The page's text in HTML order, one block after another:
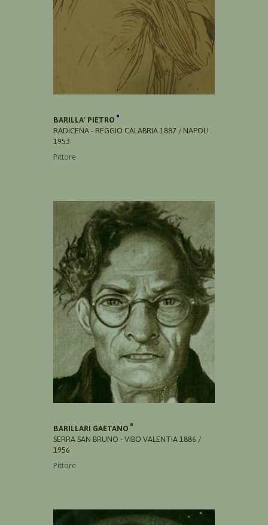
BARILLA' PIETRO
RADICENA - REGGIO CALABRIA 1887 / NAPOLI
1953
Pittore
BARILLARI GAETANO
SERRA SAN BRUNO - VIBO VALENTIA 1886 /
1956
Pittore